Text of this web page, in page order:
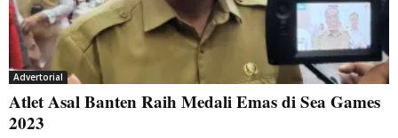
Advertorial
Atlet Asal Banten Raih Medali Emas di Sea Games
2023